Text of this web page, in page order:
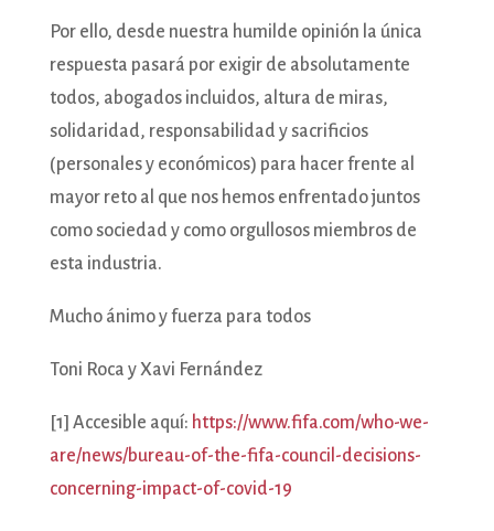
Por ello, desde nuestra humilde opinión la única
respuesta pasará por exigir de absolutamente
todos, abogados incluidos, altura de miras,
solidaridad, responsabilidad y sacrificios
(personales y económicos) para hacer frente al
mayor reto al que nos hemos enfrentado juntos
como sociedad y como orgullosos miembros de
esta industria.
Mucho ánimo y fuerza para todos
Toni Roca y Xavi Fernández
[1] Accesible aquí: https://www.fifa.com/who-we-
are/news/bureau-of-the-fifa-council-decisions-
concerning-impact-of-covid-19